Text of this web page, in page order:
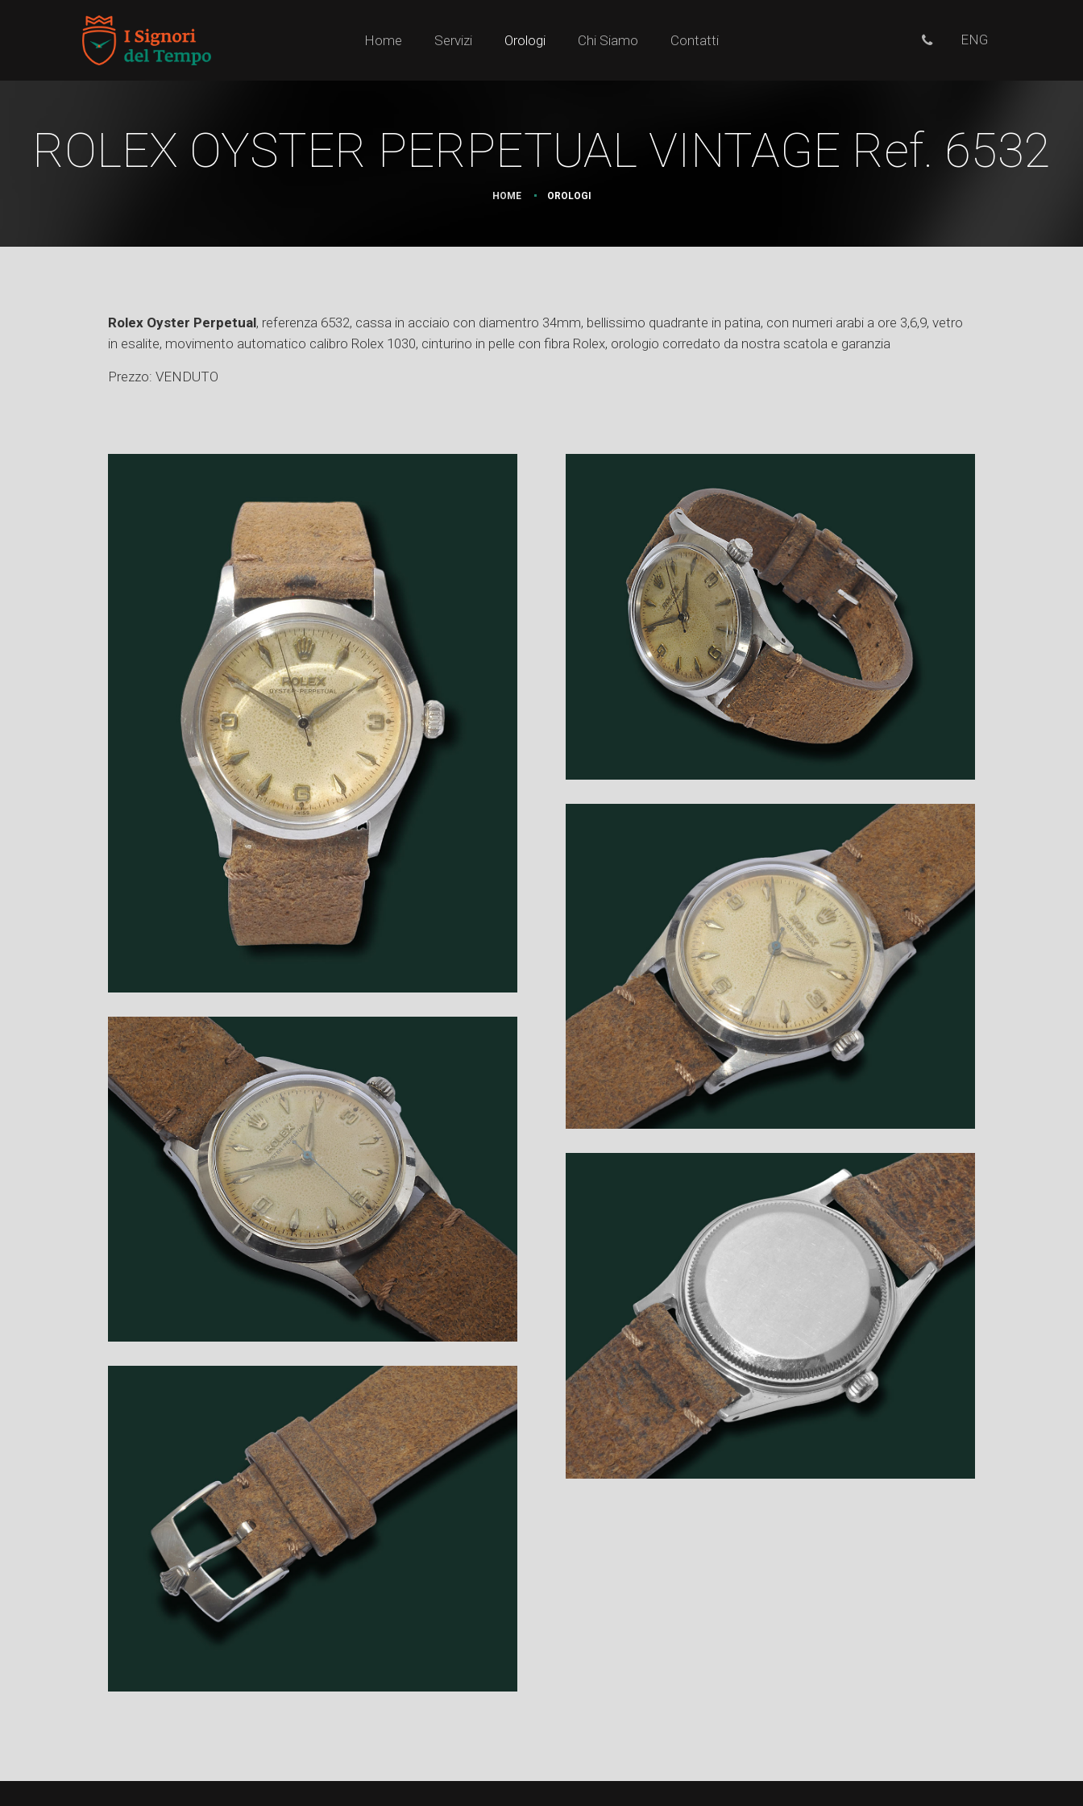
Home Servizi Orologi Chi Siamo Contatti ENG
ROLEX OYSTER PERPETUAL VINTAGE Ref. 6532
HOME OROLOGI
Rolex Oyster Perpetual, referenza 6532, cassa in acciaio con diamentro 34mm, bellissimo quadrante in patina, con numeri arabi a ore 3,6,9, vetro
in esalite, movimento automatico calibro Rolex 1030, cinturino in pelle con fibra Rolex, orologio corredato da nostra scatola e garanzia
Prezzo: VENDUTO